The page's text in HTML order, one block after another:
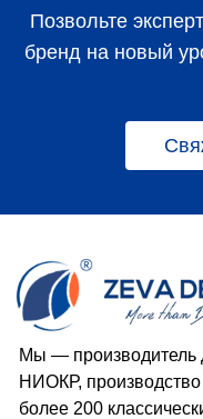
Позвольте
бренд на новый
Мы — производитель
НИОКР,
более 200